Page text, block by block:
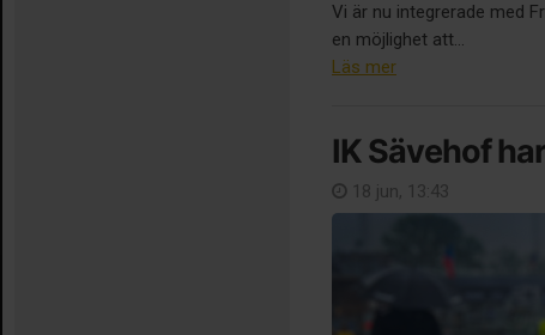
Vi är nu integrerade med
en möjlighet att...
Läs mer
IK Sävehof
18 jun, 13:43